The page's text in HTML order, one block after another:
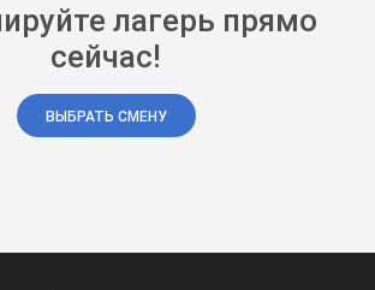
лагерь прямо
сейчас!
ВЫБРАТЬ СМЕНУ